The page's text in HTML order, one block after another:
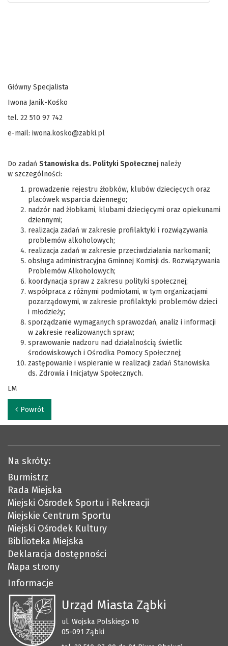
Główny Specjalista
Iwona Janik-Kośko
tel. 22 510 97 742
e-mail: iwona.kosko@zabki.pl
Do zadań Stanowiska ds. Polityki Społecznej należy
w szczególności:
prowadzenie rejestru żłobków, klubów dziecięcych oraz
placówek wsparcia dziennego;
nadzór nad żłobkami, klubami dziecięcymi oraz opiekunami
dziennymi;
realizacja zadań w zakresie profilaktyki i rozwiązywania
problemów alkoholowych;
realizacja zadań w zakresie przeciwdziałania narkomanii;
obsługa administracyjna Gminnej Komisji ds. Rozwiązywania
Problemów Alkoholowych;
koordynacja spraw z zakresu polityki społecznej;
współpraca z różnymi podmiotami, w tym organizacjami
pozarządowymi, w zakresie profilaktyki problemów dzieci
i młodzieży;
sporządzanie wymaganych sprawozdań, analiz i informacji
w zakresie realizowanych spraw;
sprawowanie nadzoru nad działalnością świetlic
środowiskowych i Ośrodka Pomocy Społecznej;
zastępowanie i wspieranie w realizacji zadań Stanowiska
ds. Zdrowia i Inicjatyw Społecznych.
LM
Powrót
Na skróty:
Burmistrz
Rada Miejska
Miejski Ośrodek Sportu i Rekreacji
Miejskie Centrum Sportu
Miejski Ośrodek Kultury
Biblioteka Miejska
Deklaracja dostępności
Mapa strony
Informacje
Urząd Miasta Ząbki
ul. Wojska Polskiego 10
05-091 Ząbki